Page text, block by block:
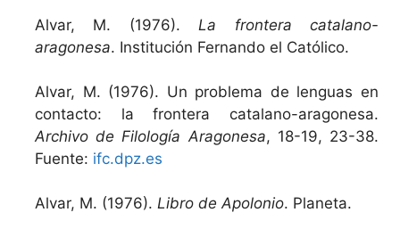
Alvar, M. (1976). La frontera catalano-
aragonesa. Institución Fernando el Católico.
Alvar, M. (1976). Un problema de lenguas en
contacto: la frontera catalano-aragonesa.
Archivo de Filología Aragonesa, 18-19, 23-38.
Fuente: ifc.dpz.es
Alvar, M. (1976). Libro de Apolonio. Planeta.